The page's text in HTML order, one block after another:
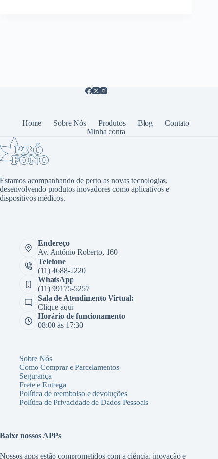
Home Sobre Nós Produtos Blog
Contato
Minha conta
Estamos acompanhando de perto as novas tecnologias,
desenvolvendo produtos inovadores como aplicativos e
dispositivos médicos.
Endereço
Av. Antônio Roberto, 160
Telefone
(11) 4688-2220
WhatsApp
(11) 99175-5257
Sala de Atendimento Virtual:
Clique aqui
Horário de funcionamento
08:00 às 17:30
Sobre Nós
Como Comprar e Parcelamentos
Segurança
Frete e Entrega
Política de reembolso e devoluções
Política de Privacidade de Dados Pessoais
Baixe nossos APPs
Nossos apps estão comprometidos com a ciência, inovação e